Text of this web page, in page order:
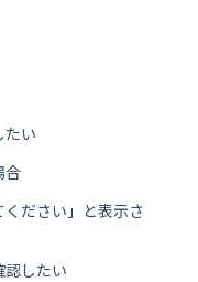
たい
合
ください」と表示さ
したい